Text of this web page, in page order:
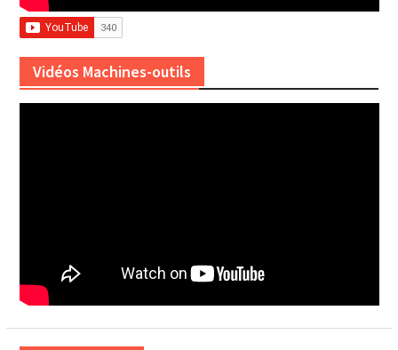
Vidéos Machines-outils